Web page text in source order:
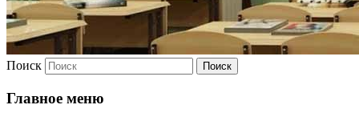
Поиск
Главное меню